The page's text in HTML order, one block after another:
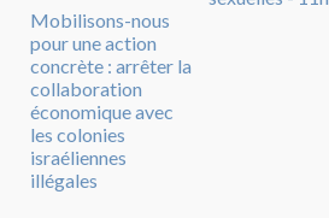
Mobilisons-nous
pour une action
concrète : arrêter la
collaboration
économique avec
les colonies
israéliennes
illégales